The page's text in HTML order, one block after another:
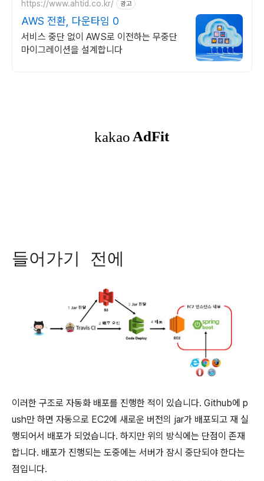
https://www.ahtid.co.kr/ 광고
AWS 전환, 다운타임 0
서비스 중단 없이 AWS로 이전하는 무중단
마이그레이션을 설계합니다
들어가기 전에
이러한 구조로 자동화 배포를 진행한 적이 있습니다. Github에 p
ush만 하면 자동으로 EC2에 새로운 버전의 jar가 배포되고 재 실
행되어서 배포가 되었습니다. 하지만 위의 방식에는 단점이 존재
합니다. 배포가 진행되는 도중에는 서버가 잠시 중단되야 한다는
점입니다.